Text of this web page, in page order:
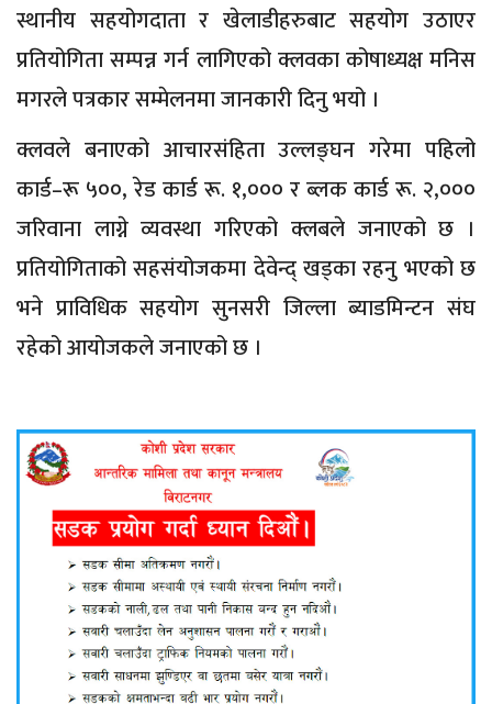
स्थानीय सहयोगदाता र खेलाडीहरुबाट सहयोग उठाएर
प्रतियोगिता सम्पन्न गर्न लागिएको क्लवका कोषाध्यक्ष मनिस
मगरले पत्रकार सम्मेलनमा जानकारी दिनु भयो ।
क्लवले बनाएको आचारसंहिता उल्लङ्घन गरेमा पहिलो
कार्ड–रू ५००, रेड कार्ड रू. १,००० र ब्लक कार्ड रू. २,०००
जरिवाना लाग्ने व्यवस्था गरिएको क्लबले जनाएको छ ।
प्रतियोगिताको सहसंयोजकमा देवेन्द् खड्का रहनु भएको छ
भने प्राविधिक सहयोग सुनसरी जिल्ला ब्याडमिन्टन संघ
रहेको आयोजकले जनाएको छ ।